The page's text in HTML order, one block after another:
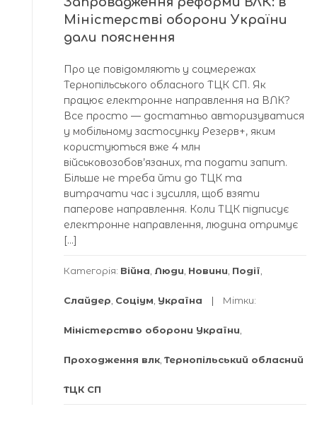
Міністерстві оборони України
дали пояснення
Про це повідомляють у соцмережах
Тернопільського обласного ТЦК СП. Як
працює електронне направлення на ВЛК?
Все просто — достатньо авторизуватися
у мобільному застосунку Резерв+, яким
користуються вже 4 млн
військовозобов’язаних, та подати запит.
Більше не треба йти до ТЦК та
витрачати час і зусилля, щоб взяти
паперове направлення. Коли ТЦК підписує
електронне направлення, людина отримує
[…]
Категорія: Війна, Люди, Новини, Події,
Слайдер, Соціум, Україна Мітки:
Міністерство оборони України,
Проходження влк, Тернопільський обласний
ТЦК СП